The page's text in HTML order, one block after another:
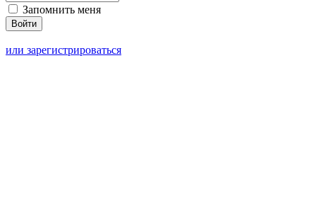
Запомнить меня
или зарегистрироваться